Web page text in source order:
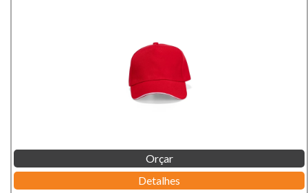
Orçar
Detalhes